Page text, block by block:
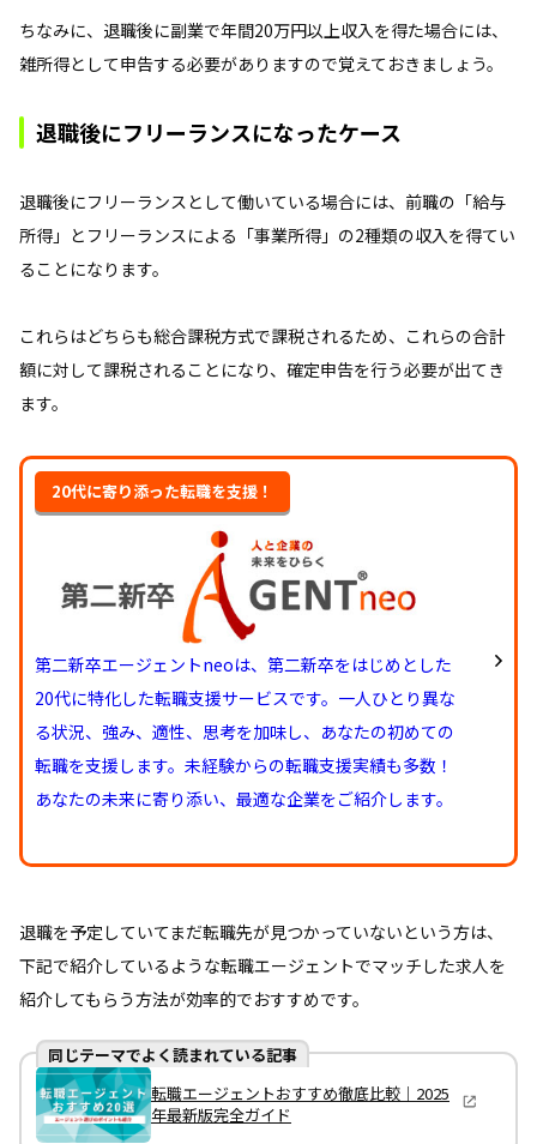
ちなみに、退職後に副業で年間20万円以上収入を得た場合には、
雑所得として申告する必要がありますので覚えておきましょう。
退職後にフリーランスになったケース
退職後にフリーランスとして働いている場合には、前職の「給与
所得」とフリーランスによる「事業所得」の2種類の収入を得てい
ることになります。
これらはどちらも総合課税方式で課税されるため、これらの合計
額に対して課税されることになり、確定申告を行う必要が出てき
ます。
20代に寄り添った転職を支援！
第二新卒エージェントneoは、第二新卒をはじめとした
20代に特化した転職支援サービスです。一人ひとり異な
る状況、強み、適性、思考を加味し、あなたの初めての
転職を支援します。未経験からの転職支援実績も多数！
あなたの未来に寄り添い、最適な企業をご紹介します。
退職を予定していてまだ転職先が見つかっていないという方は、
下記で紹介しているような転職エージェントでマッチした求人を
紹介してもらう方法が効率的でおすすめです。
同じテーマでよく読まれている記事
転職エージェントおすすめ徹底比較｜2025
年最新版完全ガイド